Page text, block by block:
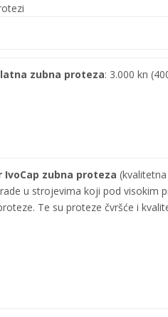
zubna proteza: 3.000 kn
zubna proteza
u strojevima koji pod visokim
Te su proteze čvršće i